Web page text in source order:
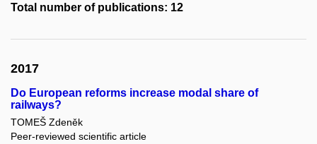
Total number of publications: 12
2017
Do European reforms increase modal share of
railways?
TOMEŠ Zdeněk
Peer-reviewed scientific article